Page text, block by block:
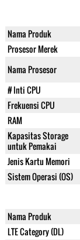
Nama Produk
Prosesor Merek
Nama Prosesor
# Inti CPU
Frekuensi CPU
RAM
Kapasitas Storage
untuk Pemakai
Jenis Kartu Memori
Sistem Operasi (OS)
Nama Produk
LTE Category (DL)